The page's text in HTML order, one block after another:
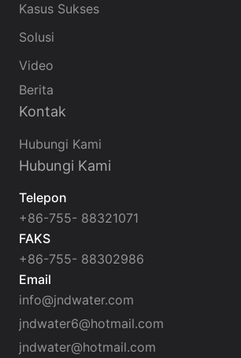
Kasus Sukses
Solusi
Video
Berita
Kontak
Hubungi Kami
Hubungi Kami
Telepon
+86-755- 88321071
FAKS
+86-755- 88302986
Email
info@jndwater.com
jndwater6@hotmail.com
jndwater@hotmail.com